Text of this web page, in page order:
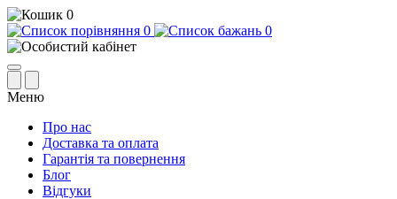
0
0
0
Меню
Про нас
Доставка та оплата
Гарантія та повернення
Блог
Відгуки